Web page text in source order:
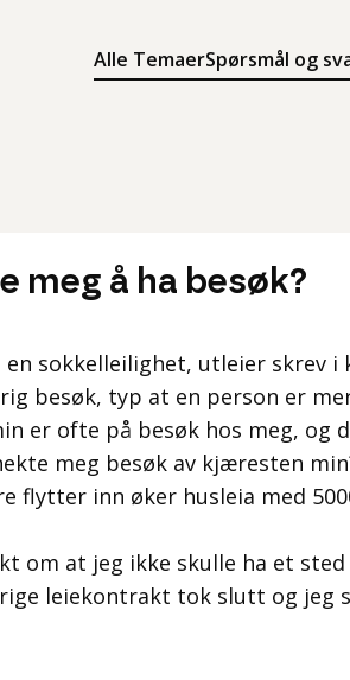
Alle TemaerSpørsmål og
Søk
Meny
meg å ha besøk?
sokkelleilighet, utleier skrev i
besøk, typ at en person er
er ofte på besøk hos meg, og
meg besøk av kjæresten
flytter inn øker husleia med
om at jeg ikke skulle ha et
leiekontrakt tok slutt og jeg